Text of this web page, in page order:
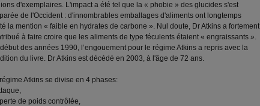
d'exemplaires. L'impact a été tel que la « phobie » des glucides s'est
de l'Occident : d'innombrables emballages d'aliments ont longtemps
la mention « faible en hydrates de carbone ». Nul doute, Dr Atkins a fortement
à faire croire que les aliments de type féculents étaient « engraissants ».
des années 1990, l’engouement pour le régime Atkins a repris avec la
du livre. Dr Atkins est décédé en 2003, à l'âge de 72 ans.
Atkins se divise en 4 phases:
de poids contrôlée,